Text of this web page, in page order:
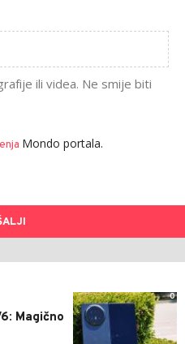
ili videa. Ne smije biti
Mondo portala.
0
Magično